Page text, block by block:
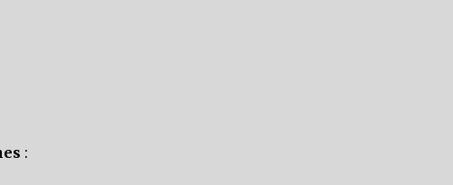
: